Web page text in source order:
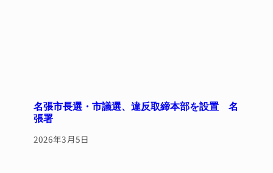
名張市長選・市議選、違反取締本部を設置 名
張署
2026年3月5日